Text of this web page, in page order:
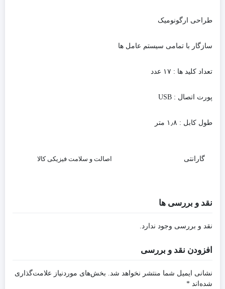
طراحی ارگونومیک
سازگار با تمامی سیستم عامل ها
تعداد کلید ها : ۱۷ عدد
پورت اتصال : USB
طول کابل : ۱٫۸ متر
گارانتی اصالت و سلامت فیزیکی کالا
نقد و بررسی ها
نقد و بررسی وجود ندارد.
افزودن نقد و بررسی
نشانی ایمیل شما منتشر نخواهد شد. بخش‌های موردنیاز علامت‌گذاری
شده‌اند *